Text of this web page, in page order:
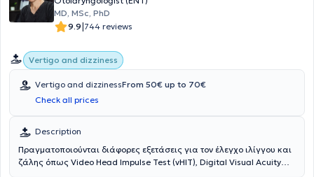
MD, MSc, PhD
9.9|744 reviews
Vertigo and dizziness
Vertigo and dizzinessFrom 50€ up to 70€
Check all prices
Description
Πραγματοποιούνται διάφορες εξετάσεις για τον έλεγχο ιλίγγου και
ζάλης όπως Video Head Impulse Test (vHIT), Digital Visual Acuity